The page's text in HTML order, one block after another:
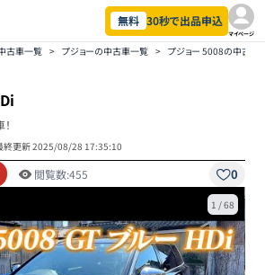
無料 30秒で出品申込
マイページ
古車一覧 > プジョーの中古車一覧 > プジョー 5008の中古車
終更新2025/08/28 17:35:10
閲覧数:455 0
1 /68